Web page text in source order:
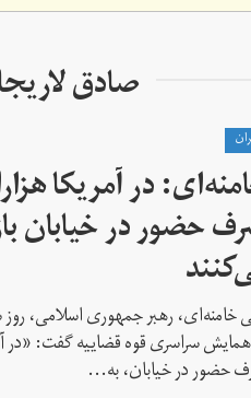
صادق
در آمریکا
حضور در خیابان
خامنه‌ای، رهبر جمهوری اسلامی،
سراسری قوه قضاییه گفت:‌ «در
حضور در خیابان، به...